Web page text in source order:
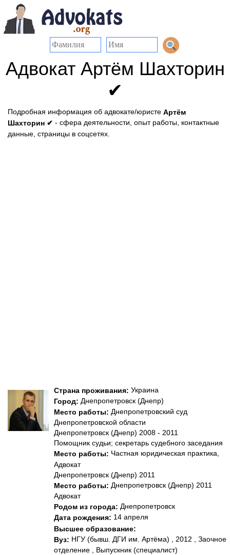
Адвокат Артём Шахторин
✔
Подробная информация об адвокате/юристе Артём
Шахторин ✔ - сфера деятельности, опыт работы, контактные
данные, страницы в соцсетях.
Страна проживания: Украина
Город: Днепропетровск (Днепр)
Место работы: Днепропетровский суд
Днепропетровской области
Днепропетровск (Днепр) 2008 - 2011
Помощник судьи; секретарь судебного заседания
Место работы: Частная юридическая практика,
Адвокат
Днепропетровск (Днепр) 2011
Место работы: Днепропетровск (Днепр) 2011
Адвокат
Родом из города: Днепропетровск
Дата рождения: 14 апреля
Высшее образование:
Вуз: НГУ (бывш. ДГИ им. Артёма) , 2012 , Заочное
отделение , Выпускник (специалист)